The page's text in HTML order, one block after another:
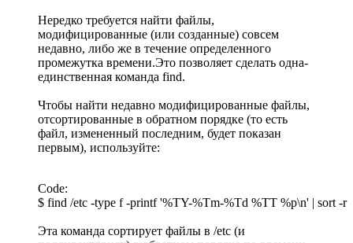
Нередко требуется найти файлы,
модифицированные (или созданные) совсем
недавно, либо же в течение определенного
промежутка времени.Это позволяет сделать одна-
единственная команда find.
Чтобы найти недавно модифицированные файлы,
отсортированные в обратном порядке (то есть
файл, измененный последним, будет показан
первым), используйте:
Code:
$ find /etc -type f -printf '%TY-%Tm-%Td %TT %p\n' | sort -r
Эта команда сортирует файлы в /etc (и